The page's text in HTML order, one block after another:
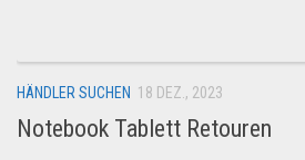
HÄNDLER SUCHEN 18 DEZ., 2023
Notebook Tablett Retouren